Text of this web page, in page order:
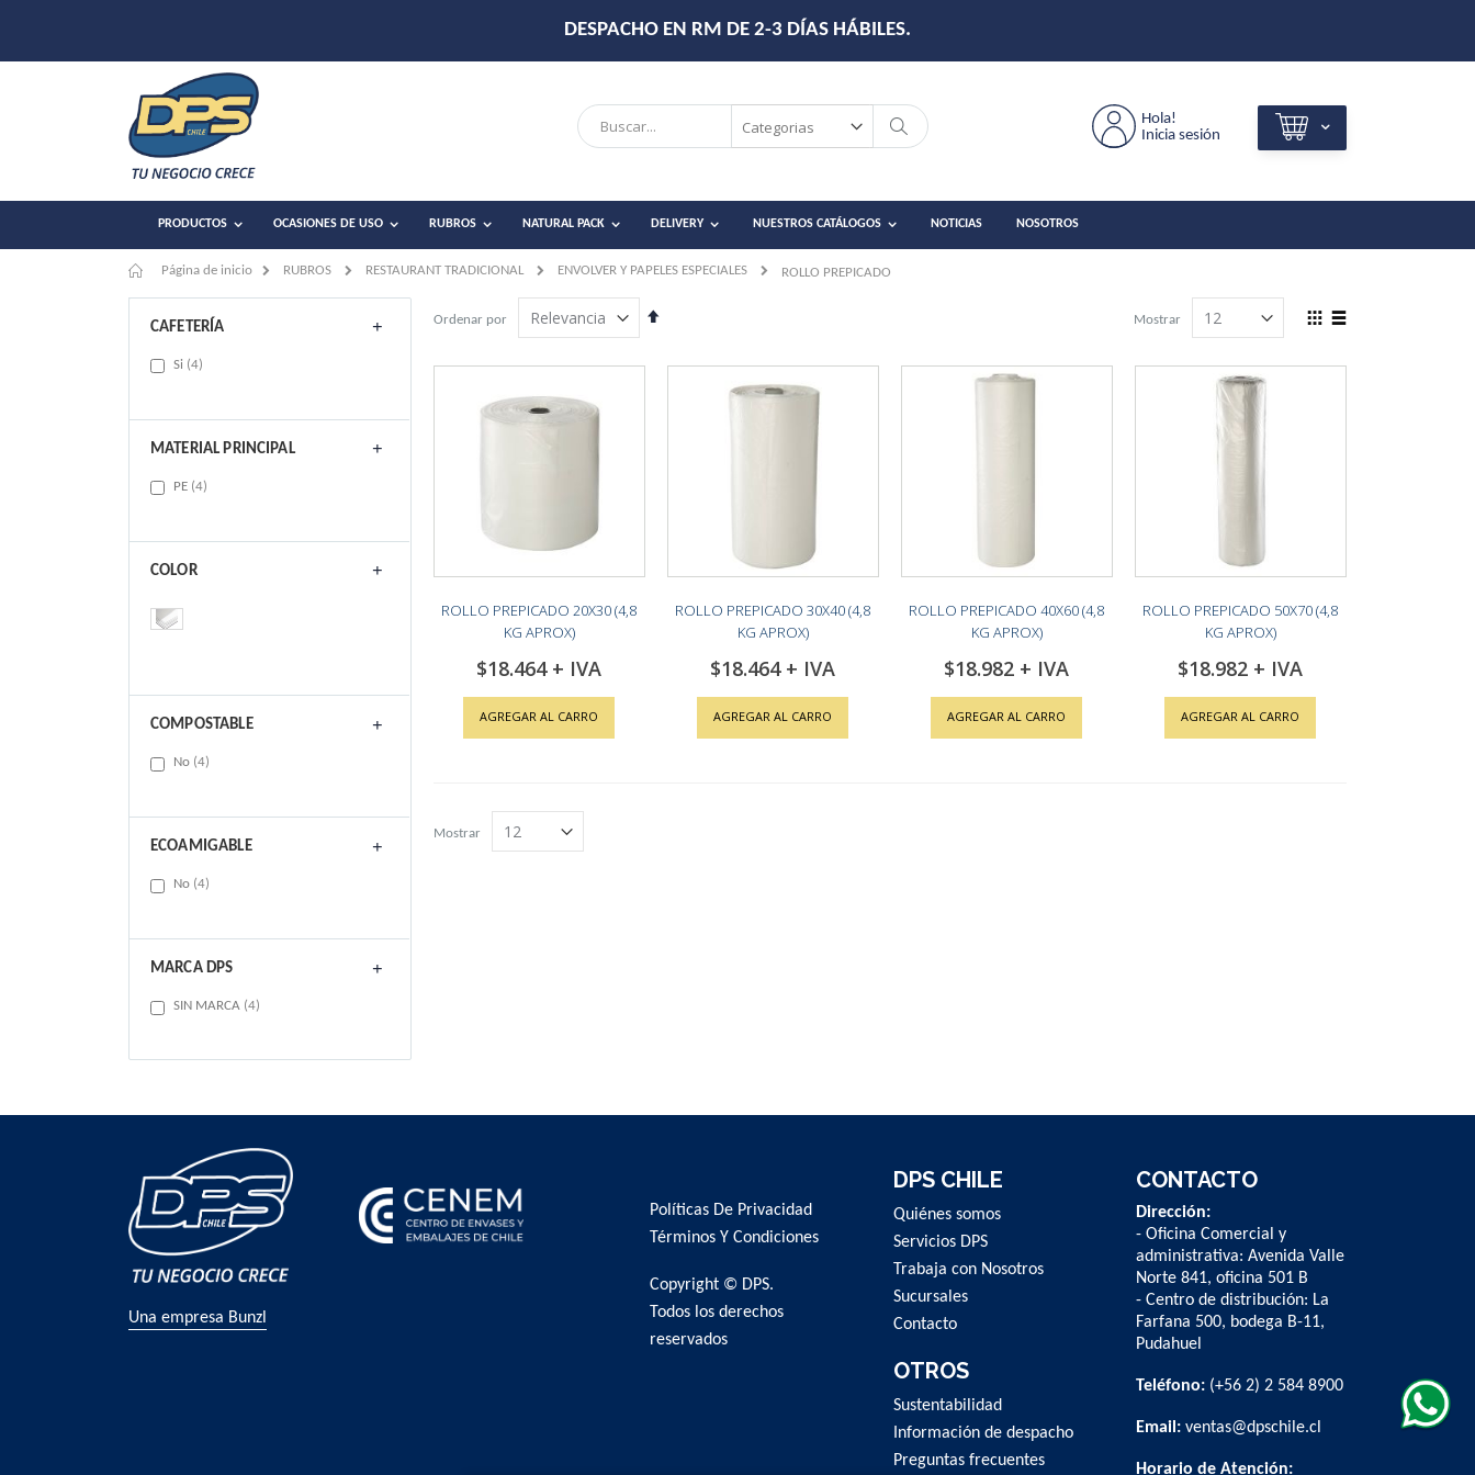
DESPACHO EN RM DE 2-3 DÍAS HÁBILES.
Search
Hola!
Inicia sesión
PRODUCTOS OCASIONES DE USO RUBROS NATURAL PACK DELIVERY NUESTROS CATÁLOGOS NOTICIAS NOSOTROS
Página de inicio RUBROS RESTAURANT TRADICIONAL ENVOLVER Y PAPELES ESPECIALES ROLLO PREPICADO
Ordenar por
View
Mostrar
ROLLO PREPICADO 20X30 (4,8
KG APROX)
$18.464
AGREGAR AL CARRO
ROLLO PREPICADO 30X40 (4,8
KG APROX)
$18.464
AGREGAR AL CARRO
ROLLO PREPICADO 40X60 (4,8
KG APROX)
$18.982
AGREGAR AL CARRO
ROLLO PREPICADO 50X70 (4,8
KG APROX)
$18.982
AGREGAR AL CARRO
Mostrar
CAFETERÍA
Si 4items
MATERIAL PRINCIPAL
PE 4items
COLOR
COMPOSTABLE
No 4items
ECOAMIGABLE
No 4items
MARCA DPS
SIN MARCA 4items
Una empresa Bunzl
Políticas De Privacidad
Términos Y Condiciones
Copyright © DPS.
Todos los derechos
reservados
DPS CHILE
Quiénes somos
Servicios DPS
Trabaja con Nosotros
Sucursales
Contacto
OTROS
Sustentabilidad
Información de despacho
Preguntas frecuentes
CONTACTO
Dirección:
- Oficina Comercial y
administrativa: Avenida Valle
Norte 841, oficina 501 B
- Centro de distribución: La
Farfana 500, bodega B-11,
Pudahuel
Teléfono: (+56 2) 2 584 8900
Email: ventas@dpschile.cl
Horario de Atención: